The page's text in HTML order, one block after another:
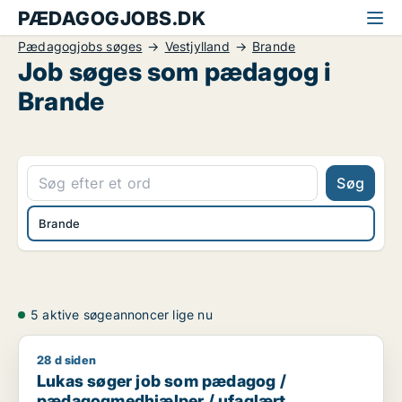
PÆDAGOGJOBS.DK
Pædagogjobs søges Vestjylland Brande
Job søges som pædagog i
Brande
Søg
Brande
5 aktive søgeannoncer lige nu
Lukas søger job som pædagog / pædagogmedhjælper /
28 d siden
Lukas søger job som pædagog /